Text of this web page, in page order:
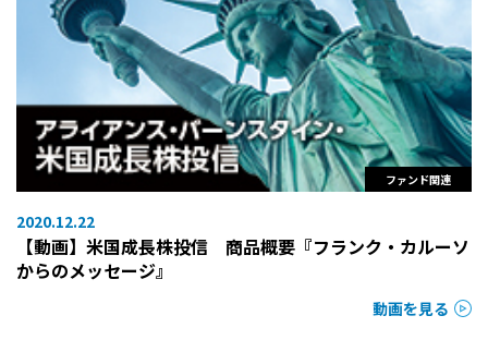
ファンド関連
2020.12.22
【動画】米国成長株投信 商品概要『フランク・カルーソ
からのメッセージ』
動画を見る